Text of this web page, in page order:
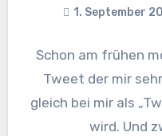
1. September
Schon am frühen
Tweet der mir
gleich bei mir als
wird. Und